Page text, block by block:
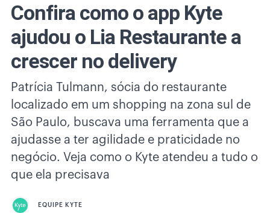
Confira como o app Kyte
ajudou o Lia Restaurante a
crescer no delivery
Patrícia Tulmann, sócia do restaurante
localizado em um shopping na zona sul de
São Paulo, buscava uma ferramenta que a
ajudasse a ter agilidade e praticidade no
negócio. Veja como o Kyte atendeu a tudo o
que ela precisava
EQUIPE KYTE